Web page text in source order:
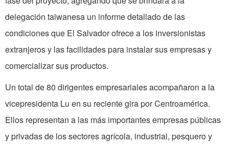
delegación taiwanesa un informe detallado de las
condiciones que El Salvador ofrece a los inversionistas
extranjeros y las facilidades para instalar sus empresas y
comercializar sus productos.
Un total de 80 dirigentes empresariales acompañaron a la
vicepresidenta Lu en su reciente gira por Centroamérica.
Ellos representan a las más importantes empresas públicas
y privadas de los sectores agrícola, industrial, pesquero y